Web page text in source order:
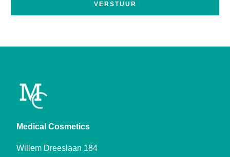
VERSTUUR
Medical Cosmetics
Willem Dreeslaan 184